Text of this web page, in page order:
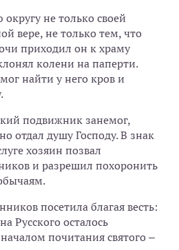
не только своей
вере, не только тем, что
приходил он к храму
колени на паперти.
найти у него кров и
подвижник занемог,
отдал душу Господу. В знак
хозяин позвал
и разрешил похоронить
посетила благая весть:
Русского осталось
почитания святого –